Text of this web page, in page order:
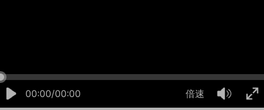
00:00/00:00 倍速